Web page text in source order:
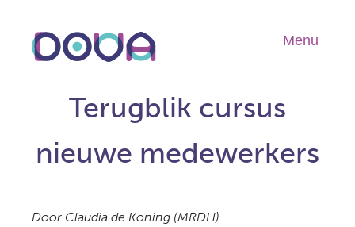
Menu
Terugblik cursus
nieuwe medewerkers
Door Claudia de Koning (MRDH)